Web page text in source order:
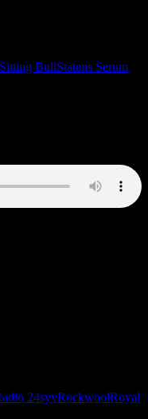
Sitting BullStatens Serum
24syvRockwoolRoyal